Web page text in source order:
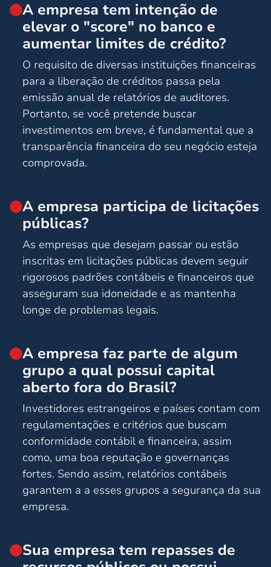
A empresa tem intenção de
elevar o "score" no banco e
aumentar limites de crédito?
O requisito de diversas instituições financeiras
para a liberação de créditos passa pela
emissão anual de relatórios de auditores.
Portanto, se você pretende buscar
investimentos em breve, é fundamental que a
transparência financeira do seu negócio esteja
comprovada.
A empresa participa de licitações
públicas?
As empresas que desejam passar ou estão
inscritas em licitações públicas devem seguir
rigorosos padrões contábeis e financeiros que
asseguram sua idoneidade e as mantenha
longe de problemas legais.
A empresa faz parte de algum
grupo a qual possui capital
aberto fora do Brasil?
Investidores estrangeiros e países contam com
regulamentações e critérios que buscam
conformidade contábil e financeira, assim
como, uma boa reputação e governanças
fortes. Sendo assim, relatórios contábeis
garantem a a esses grupos a segurança da sua
empresa.
Sua empresa tem repasses de